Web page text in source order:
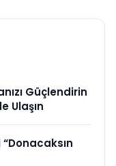
Güçlendirin
Ulaşın